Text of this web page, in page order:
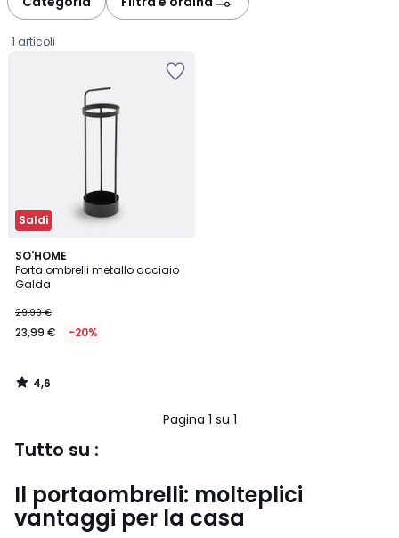
1 articoli
Saldi
SO'HOME
Porta ombrelli metallo acciaio
Galda
€
Invece
29,99
€
sconto
applicato.
29,99 €
23,99 € -20%
4,6
/ 5
4,6
/
Pagina 1 su 1
Tutto su :
Il portaombrelli: molteplici
vantaggi per la casa